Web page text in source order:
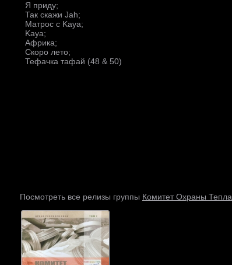
Я приду;
Так скажи Jah;
Матрос с Kaya;
Kaya;
Африка;
Скоро лето;
Тефачка тафай (48 & 50)
Посмотреть все релизы группы Комитет Охраны Тепла